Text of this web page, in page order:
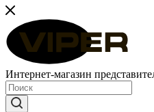
Интернет-магазин